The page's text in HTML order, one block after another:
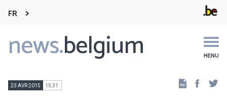
FR
news.belgium MENU
Main
navigation
23 AVR 2015 15:31